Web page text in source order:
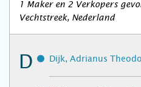
1 Maker en 2 Verkopers
Vechtstreek, Nederland
D Dijk, Adrianus